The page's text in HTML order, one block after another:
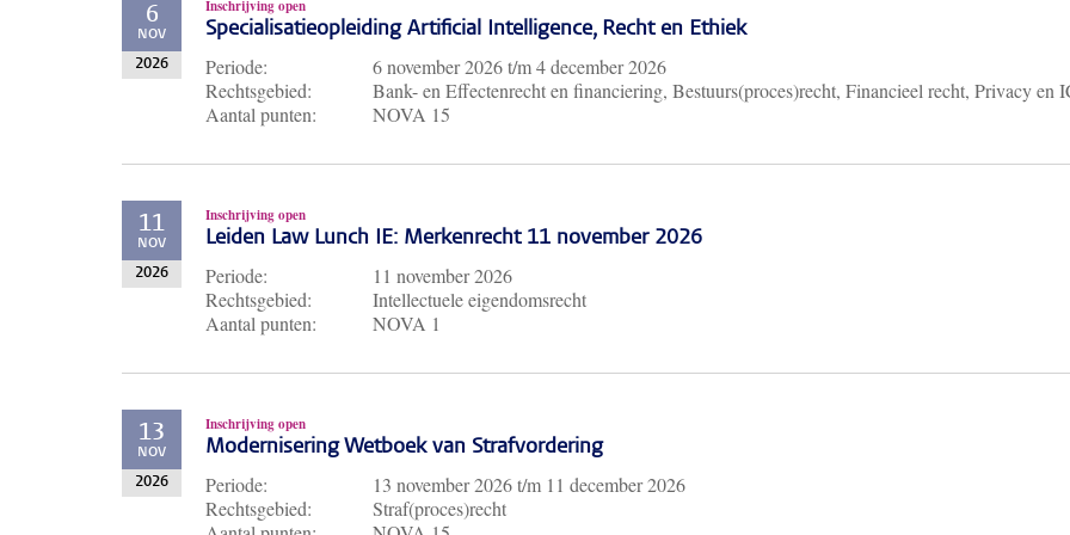
6
NOV
2026
Inschrijving open
Specialisatieopleiding Artificial Intelligence, Recht en Ethiek
Periode: 6 november 2026t/m4 december 2026
Rechtsgebied:
Bank- en Effectenrecht en financiering, Bestuurs(proces)recht, Financieel recht, Privacy en
Aantal punten:
NOVA 15
11
NOV
2026
Inschrijving open
Leiden Law Lunch IE: Merkenrecht 11 november 2026
Periode:
11 november 2026
Rechtsgebied:
Intellectuele eigendomsrecht
Aantal punten:
NOVA 1
13
NOV
2026
Inschrijving open
Modernisering Wetboek van Strafvordering
Periode: 13 november 2026t/m 11 december 2026
Rechtsgebied:
Straf(proces)recht